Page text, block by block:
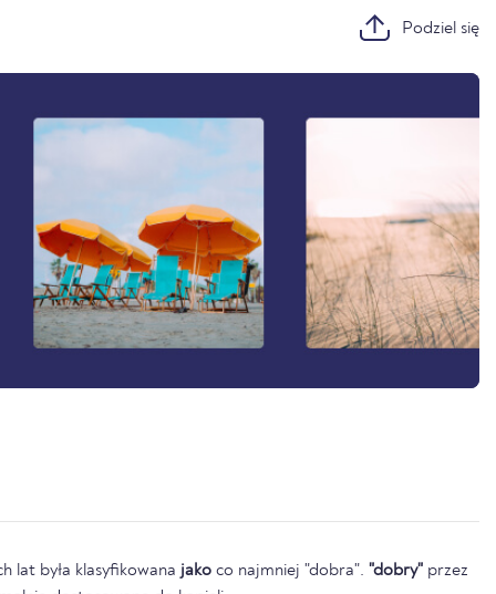
Podziel się
lat była klasyfikowana jako co najmniej "dobra". "dobry" przez